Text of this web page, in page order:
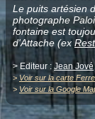
Le puits artésien
photographe
fontaine est
d'Attache (ex
> Editeur : Jean Jové
> Voir sur la carte
> Voir sur la Google